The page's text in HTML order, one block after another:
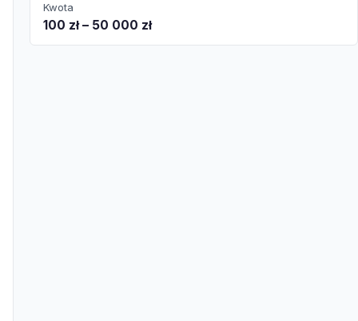
Kwota
100 zł – 50 000 zł